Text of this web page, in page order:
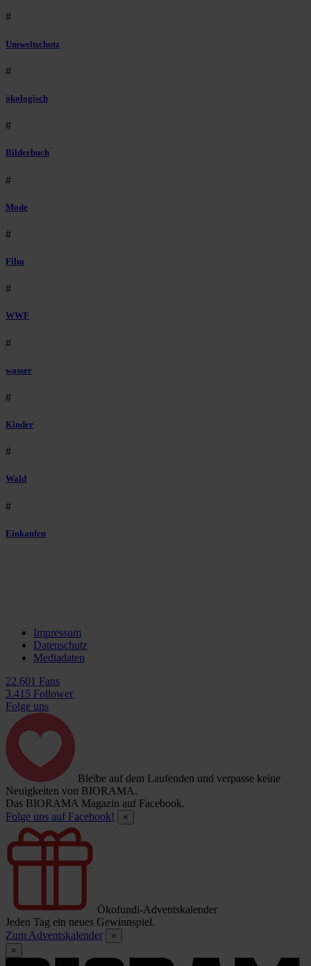
#
Umweltschutz
#
ökologisch
#
Bilderbuch
#
Mode
#
Film
#
WWF
#
wasser
#
Kinder
#
Wald
#
Einkaufen
Impressum
Datenschutz
Mediadaten
22.601 Fans
3.415 Follower
Folge uns
Bleibe auf dem Laufenden und verpasse keine
Neuigkeiten von BIORAMA.
Das BIORAMA Magazin auf Facebook.
Folge uns auf Facebook!
×
Ökofundi-Adventskalender
Jeden Tag ein neues Gewinnspiel.
Zum Adventskalender
×
×